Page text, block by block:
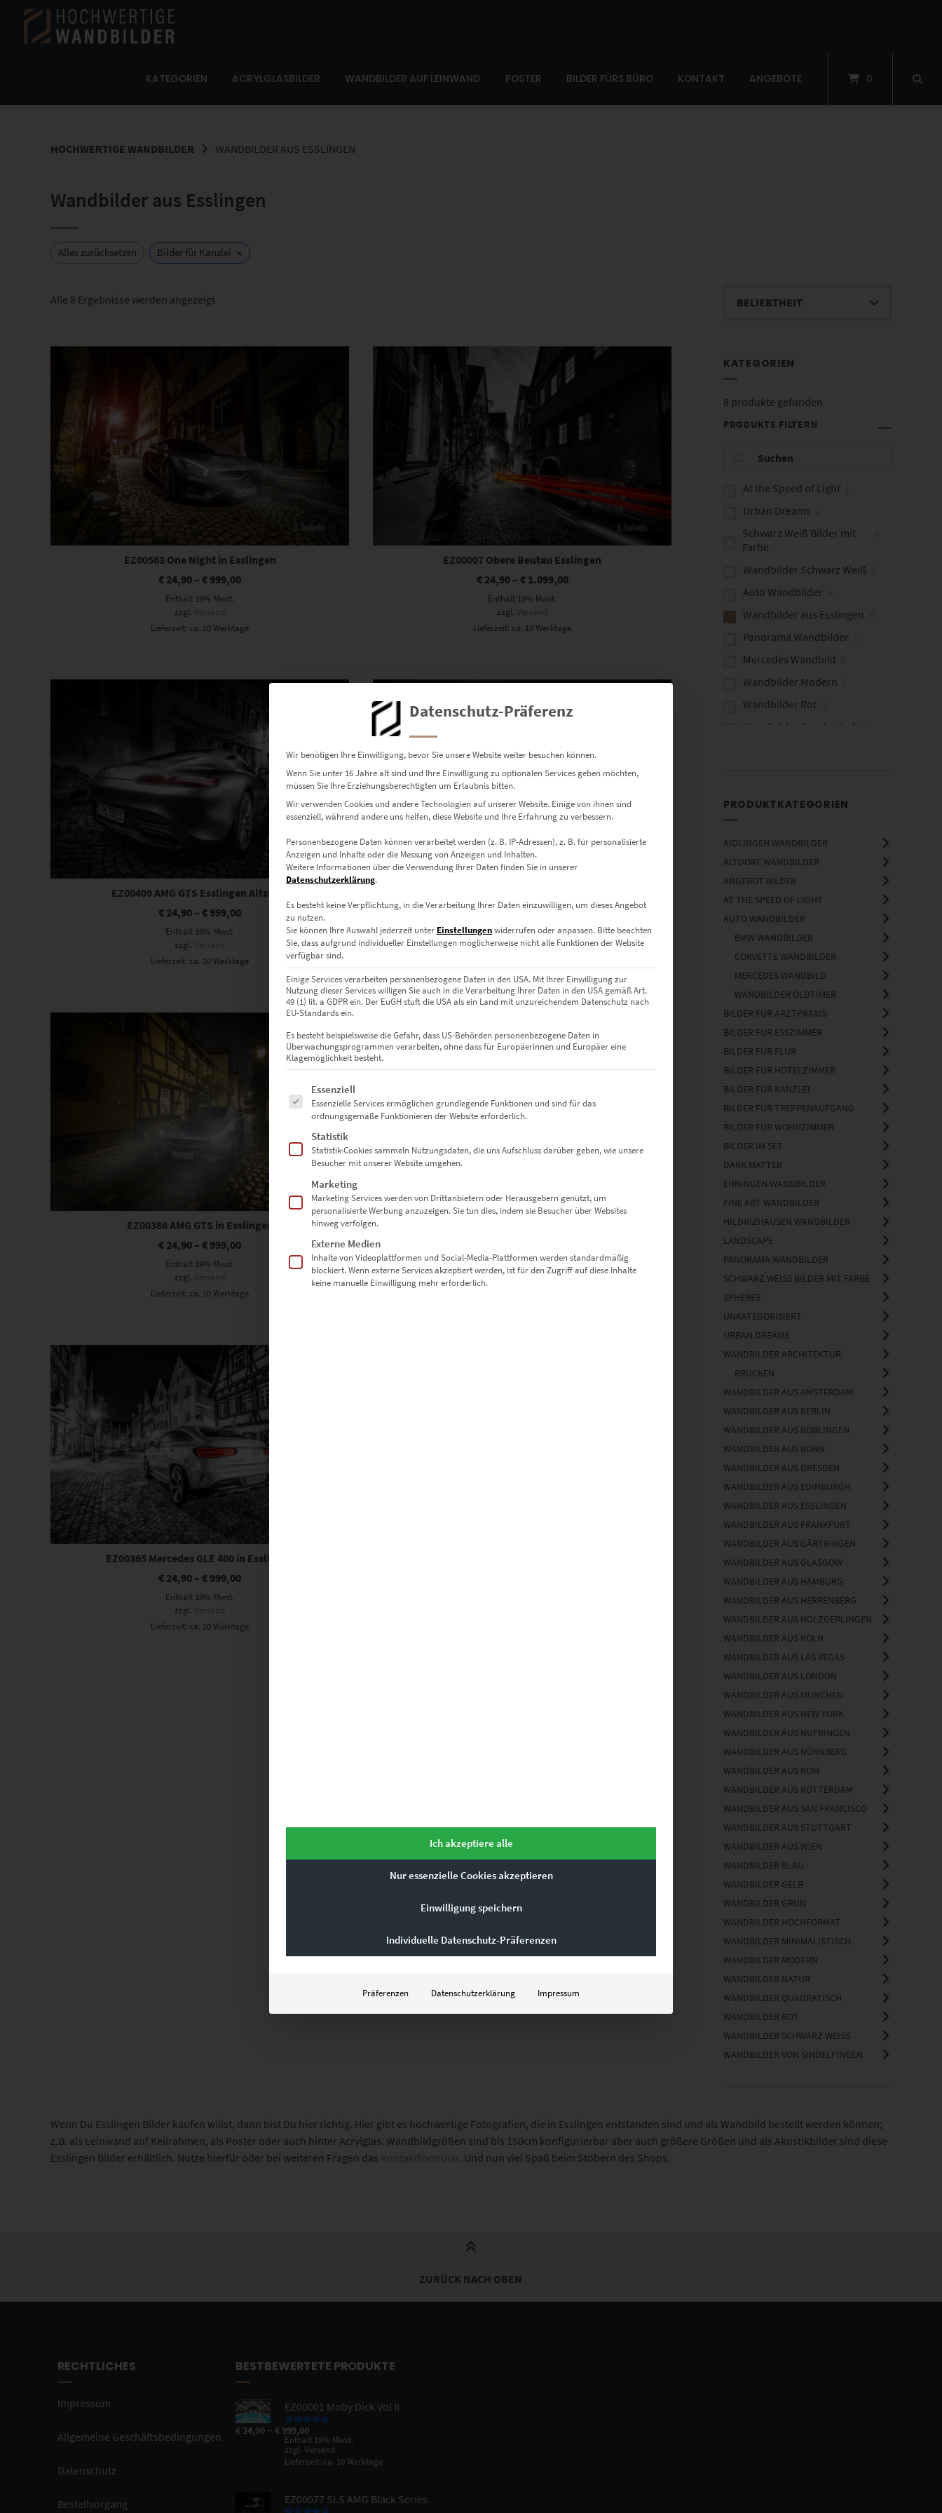
Springe
Inhalt
KATEGORIEN ACRYLGLASBILDER WANDBILDER AUF LEINWAND POSTER BILDER FÜRS BÜRO KONTAKT ANGEBOTE 0
HOCHWERTIGE WANDBILDER WANDBILDER AUS ESSLINGEN
Wandbilder aus Esslingen
Alles zurücksetzen Bilder für Kanzlei ×
Alle 8 Ergebnisse werden angezeigtNach
Dieses Produkt weist mehrere Varianten auf. Die Optionen können auf der Produktseite gewählt werden
EZ00563 One Night in Esslingen
€ 24,90 –€ 999,00
Enthält 19% Mwst.
zzgl.Versand
Lieferzeit: ca. 10 Werktage
Dieses Produkt weist mehrere Varianten auf. Die Optionen können auf der Produktseite gewählt werden
EZ00007 Obere Beutau Esslingen
€24,90– €1.099,00
Enthält 19% Mwst.
zzgl.Versand
Lieferzeit: ca. 10 Werktage
Dieses Produkt weist mehrere Varianten auf. Die Optionen können auf der Produktseite gewählt werden
EZ00409 AMG GTS Esslingen Altstadt
€ 24,90 –€ 999,00
Enthält 19% Mwst.
zzgl.Versand
Lieferzeit: ca. 10 Werktage
Dieses Produkt weist mehrere Varianten auf. Die Optionen können auf der Produktseite gewählt werden
€ 24,90–€999,00
Enthält 19% Mwst.
zzgl.Versand
Dieses Produkt weist mehrere Varianten auf. Die Optionen können auf der Produktseite gewählt werden
EZ00386 AMG GTS in Esslingen
€ 24,90 –€ 999,00
Enthält 19% Mwst.
zzgl.Versand
Lieferzeit: ca. 10 Werktage
Enthält 19% Mwst.
zzgl. Versand
Dieses Produkt weist mehrere Varianten auf. Die Optionen können auf der Produktseite gewählt werden
EZ00365 Mercedes GLE 400 in Esslingen
€ 24,90 –€ 999,00
Enthält 19% Mwst.
zzgl.Versand
Lieferzeit: ca. 10 Werktage
KATEGORIEN
8 produkte gefunden
PRODUKTE FILTERN
At the Speed of Light
Urban Dreams
Schwarz Weiß Bilder mit
Farbe
Wandbilder Schwarz Weiß
Auto Wandbilder
Wandbilder aus Esslingen
Panorama Wandbilder
Mercedes Wandbild
Wandbilder Modern
Wandbilder Rot
Wandbilder Quadratisch
PRODUKTKATEGORIEN
AIDLINGEN WANDBILDER
ALTDORF WANDBILDER
ANGEBOT BILDER
AT THE SPEED OF LIGHT
AUTO WANDBILDER
BMW WANDBILDER
CORVETTE WANDBILDER
MERCEDES WANDBILD
WANDBILDER OLDTIMER
BILDER FÜR ARZTPRAXIS
BILDER FÜR ESSZIMMER
BILDER FÜR FLUR
BILDER FÜR HOTELZIMMER
BILDER FÜR KANZLEI
BILDER FÜR TREPPENAUFGANG
BILDER FÜR WOHNZIMMER
BILDER IM SET
DARK MATTER
EHNINGEN WANDBILDER
FINE ART WANDBILDER
HILDRIZHAUSEN WANDBILDER
LANDSCAPE
PANORAMA WANDBILDER
SCHWARZ WEISS BILDER MIT FARBE
SPHERES
UNKATEGORISIERT
URBAN DREAMS
WANDBILDER ARCHITEKTUR
BRÜCKEN
WANDBILDER AUS AMSTERDAM
WANDBILDER AUS BERLIN
WANDBILDER AUS BÖBLINGEN
WANDBILDER AUS BONN
WANDBILDER AUS DRESDEN
WANDBILDER AUS EDINBURGH
WANDBILDER AUS ESSLINGEN
WANDBILDER AUS FRANKFURT
WANDBILDER AUS GÄRTRINGEN
WANDBILDER AUS GLASGOW
WANDBILDER AUS HAMBURG
WANDBILDER AUS HERRENBERG
WANDBILDER AUS HOLZGERLINGEN
WANDBILDER AUS KÖLN
WANDBILDER AUS LAS VEGAS
WANDBILDER AUS LONDON
WANDBILDER AUS MÜNCHEN
WANDBILDER AUS NEW YORK
WANDBILDER AUS NUFRINGEN
WANDBILDER AUS NÜRNBERG
WANDBILDER AUS ROM
WANDBILDER AUS ROTTERDAM
WANDBILDER AUS SAN FRANCISCO
WANDBILDER AUS STUTTGART
WANDBILDER AUS WIEN
WANDBILDER BLAU
WANDBILDER GELB
WANDBILDER GRÜN
WANDBILDER HOCHFORMAT
WANDBILDER MINIMALISTISCH
WANDBILDER MODERN
WANDBILDER NATUR
WANDBILDER QUADRATISCH
WANDBILDER ROT
WANDBILDER SCHWARZ WEISS
WANDBILDER VON SINDELFINGEN
Wenn Du Esslingen Bilder kaufen willst, dann bist Du hier richtig. Hier gibt es hochwertige Fotografien, die in Esslingen entstanden sind und als Wandbild bestellt werden können;
z.B. als Leinwand auf Keilrahmen, als Poster oder auch hinter Acrylglas. Wandbildgrößen sind bis 150cm konfigurierbar aber auch größere Größen und als Akustikbilder sind diese
Esslingen Bilder erhältlich. Nutze hierfür oder bei weiteren Fragen das Kontaktformular. Und nun viel Spaß beim Stöbern des Shops.
ZURÜCK NACH OBEN
RECHTLICHES
Impressum
Allgemeine Geschäftsbedingungen
Datenschutz
Bestellvorgang
BESTBEWERTETE PRODUKTE
EZ00001 Moby Dick Vol II
Bewertet mit
5.00von 5
€24,90– €999,00
Enthält 19% Mwst.
zzgl. Versand
Lieferzeit: ca. 10 Werktage
EZ00077 SLS AMG Black Series
Datenschutz-Präferenz
Wir benötigen Ihre Einwilligung, bevor Sie unsere Website weiter besuchen können.
Wenn Sie unter 16 Jahre alt sind und Ihre Einwilligung zu optionalen Services geben möchten,
müssen Sie Ihre Erziehungsberechtigten um Erlaubnis bitten.
Wir verwenden Cookies und andere Technologien auf unserer Website. Einige von ihnen sind
essenziell, während andere uns helfen, diese Website und Ihre Erfahrung zu verbessern.
Personenbezogene Daten können verarbeitet werden (z. B. IP-Adressen), z. B. für personalisierte
Anzeigen und Inhalte oder die Messung von Anzeigen und Inhalten.
Weitere Informationen über die Verwendung Ihrer Daten finden Sie in unserer
Datenschutzerklärung.
Es besteht keine Verpflichtung, in die Verarbeitung Ihrer Daten einzuwilligen, um dieses Angebot
zu nutzen.
Sie können Ihre Auswahl jederzeit unter Einstellungenwiderrufen oder anpassen. Bitte beachten
Sie, dass aufgrund individueller Einstellungen möglicherweise nicht alle Funktionen der Website
verfügbar sind.
Einige Services verarbeiten personenbezogene Daten in den USA. Mit Ihrer Einwilligung zur
Nutzung dieser Services willigen Sie auch in die Verarbeitung Ihrer Daten in den USA gemäß Art.
49 (1) lit. a GDPR ein. Der EuGH stuft die USA als ein Land mit unzureichendem Datenschutz nach
EU-Standards ein.
Es besteht beispielsweise die Gefahr, dass US-Behörden personenbezogene Daten in
Überwachungsprogrammen verarbeiten, ohne dass für Europäerinnen und Europäer eine
Klagemöglichkeit besteht.
Es folgt eine Liste der Service-Gruppen, für die eine Einwilligung erteilt werden kann. Die erste Service-Gruppe ist essenziell und kann nicht
Essenziell
Essenzielle Services ermöglichen grundlegende Funktionen und sind für das
ordnungsgemäße Funktionieren der Website erforderlich.
Statistik
Statistik-Cookies sammeln Nutzungsdaten, die uns Aufschluss darüber geben, wie unsere
Besucher mit unserer Website umgehen.
Marketing
Marketing Services werden von Drittanbietern oder Herausgebern genutzt, um
personalisierte Werbung anzuzeigen. Sie tun dies, indem sie Besucher über Websites
hinweg verfolgen.
Externe Medien
Inhalte von Videoplattformen und Social-Media-Plattformen werden standardmäßig
blockiert. Wenn externe Services akzeptiert werden, ist für den Zugriff auf diese Inhalte
keine manuelle Einwilligung mehr erforderlich.
Ich akzeptiere alle
Nur essenzielle Cookies akzeptieren
Einwilligung speichern
Individuelle Datenschutz-Präferenzen
Präferenzen Datenschutzerklärung Impressum